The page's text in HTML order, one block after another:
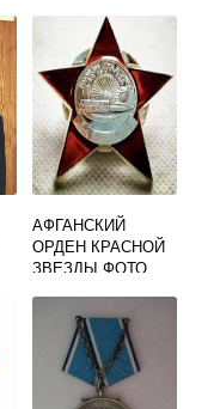
АФГАНСКИЙ
ОРДЕН КРАСНОЙ
ЗВЕЗДЫ ФОТО